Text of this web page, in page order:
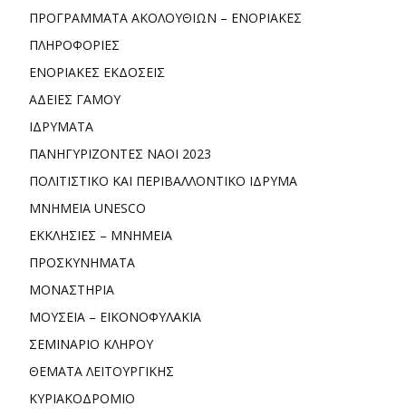
ΠΡΟΓΡΑΜΜΑΤΑ ΑΚΟΛΟΥΘΙΩΝ – ΕΝΟΡΙΑΚΕΣ
ΠΛΗΡΟΦΟΡΙΕΣ
ΕΝΟΡΙΑΚΕΣ ΕΚΔΟΣΕΙΣ
ΑΔΕΙΕΣ ΓΑΜΟΥ
ΙΔΡΥΜΑΤΑ
ΠΑΝΗΓΥΡΙΖΟΝΤΕΣ ΝΑΟΙ 2023
ΠΟΛΙΤΙΣΤΙΚΟ ΚΑΙ ΠΕΡΙΒΑΛΛΟΝΤΙΚΟ ΙΔΡΥΜΑ
ΜΝΗΜΕΙΑ UNESCO
ΕΚΚΛΗΣΙΕΣ – ΜΝΗΜΕΙΑ
ΠΡΟΣΚΥΝΗΜΑΤΑ
ΜΟΝΑΣΤΗΡΙΑ
ΜΟΥΣΕΙΑ – ΕΙΚΟΝΟΦΥΛΑΚΙΑ
ΣΕΜΙΝΑΡΙΟ ΚΛΗΡΟΥ
ΘΕΜΑΤΑ ΛΕΙΤΟΥΡΓΙΚΗΣ
ΚΥΡΙΑΚΟΔΡΟΜΙΟ